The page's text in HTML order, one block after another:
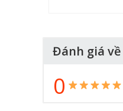
Đánh giá
0